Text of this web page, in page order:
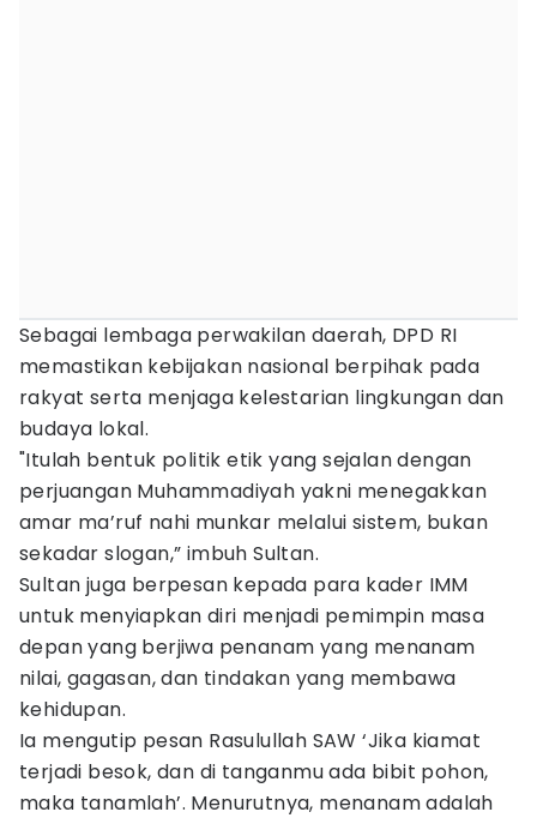
Sebagai lembaga perwakilan daerah, DPD RI
memastikan kebijakan nasional berpihak pada
rakyat serta menjaga kelestarian lingkungan dan
budaya lokal.
"Itulah bentuk politik etik yang sejalan dengan
perjuangan Muhammadiyah yakni menegakkan
amar ma’ruf nahi munkar melalui sistem, bukan
sekadar slogan,” imbuh Sultan.
Sultan juga berpesan kepada para kader IMM
untuk menyiapkan diri menjadi pemimpin masa
depan yang berjiwa penanam yang menanam
nilai, gagasan, dan tindakan yang membawa
kehidupan.
Ia mengutip pesan Rasulullah SAW ‘Jika kiamat
terjadi besok, dan di tanganmu ada bibit pohon,
maka tanamlah’. Menurutnya, menanam adalah